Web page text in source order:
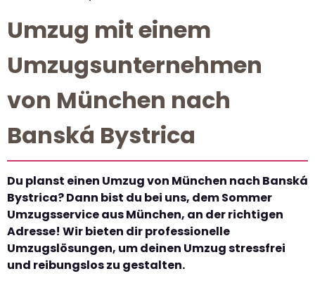
Umzug mit einem
Umzugsunternehmen
von München nach
Banská Bystrica
Du planst einen Umzug von München nach Banská
Bystrica? Dann bist du bei uns, dem Sommer
Umzugsservice aus München, an der richtigen
Adresse! Wir bieten dir professionelle
Umzugslösungen, um deinen Umzug stressfrei
und reibungslos zu gestalten.